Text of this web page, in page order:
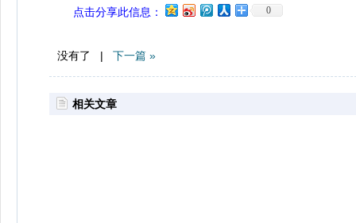
点击分享此信息：
0
没有了 | 下一篇 »
相关文章